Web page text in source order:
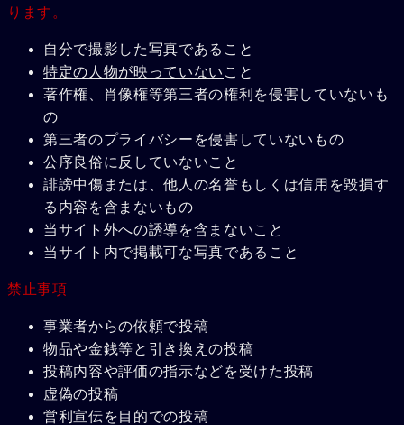
ります。
自分で撮影した写真であること
特定の人物が映っていない こと
著作権、肖像権等第三者の権利を侵害していないも
の
第三者のプライバシーを侵害していないもの
公序良俗に反していないこと
誹謗中傷または、他人の名誉もしくは信用を毀損す
る内容を含まないもの
当サイト外への誘導を含まないこと
当サイト内で掲載可な写真であること
禁止事項
事業者からの依頼で投稿
物品や金銭等と引き換えの投稿
投稿内容や評価の指示などを受けた投稿
虚偽の投稿
営利宣伝を目的での投稿